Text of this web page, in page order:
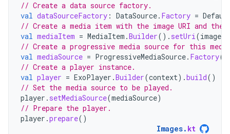
// Create a data source factory.
val dataSourceFactory : DataSource. Factory =
// Create a media item with the image URI and the
val mediaItem = MediaItem .Builder(). setUri(
// Create a progressive media source for this
val mediaSource = ProgressiveMediaSource. Factory(
// Create a player instance.
val player = ExoPlayer .Builder(context).build()
// Set the media source to be played.
player . setMediaSource(mediaSource)
// Prepare the player.
player .prepare()
Images. kt